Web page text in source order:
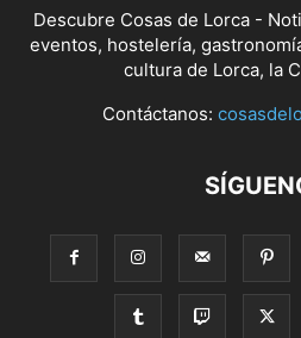
Descubre Cosas de Lorca -
eventos, hostelería,
cultura de Lorca, la
Contáctanos: